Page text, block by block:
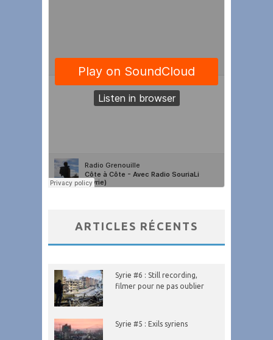
ARTICLES RÉCENTS
Syrie #6 : Still recording,
filmer pour ne pas oublier
Syrie #5 : Exils syriens